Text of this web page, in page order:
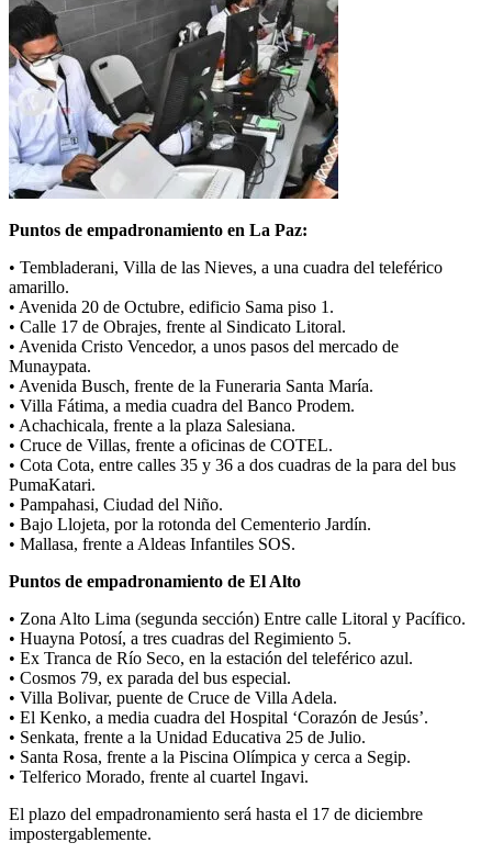
Puntos de empadronamiento en La Paz:
• Tembladerani, Villa de las Nieves, a una cuadra del teleférico
amarillo.
• Avenida 20 de Octubre, edificio Sama piso 1.
• Calle 17 de Obrajes, frente al Sindicato Litoral.
• Avenida Cristo Vencedor, a unos pasos del mercado de
Munaypata.
• Avenida Busch, frente de la Funeraria Santa María.
• Villa Fátima, a media cuadra del Banco Prodem.
• Achachicala, frente a la plaza Salesiana.
• Cruce de Villas, frente a oficinas de COTEL.
• Cota Cota, entre calles 35 y 36 a dos cuadras de la para del bus
PumaKatari.
• Pampahasi, Ciudad del Niño.
• Bajo Llojeta, por la rotonda del Cementerio Jardín.
• Mallasa, frente a Aldeas Infantiles SOS.
Puntos de empadronamiento de El Alto
• Zona Alto Lima (segunda sección) Entre calle Litoral y Pacífico.
• Huayna Potosí, a tres cuadras del Regimiento 5.
• Ex Tranca de Río Seco, en la estación del teleférico azul.
• Cosmos 79, ex parada del bus especial.
• Villa Bolivar, puente de Cruce de Villa Adela.
• El Kenko, a media cuadra del Hospital ‘Corazón de Jesús’.
• Senkata, frente a la Unidad Educativa 25 de Julio.
• Santa Rosa, frente a la Piscina Olímpica y cerca a Segip.
• Telferico Morado, frente al cuartel Ingavi.
El plazo del empadronamiento será hasta el 17 de diciembre
impostergablemente.